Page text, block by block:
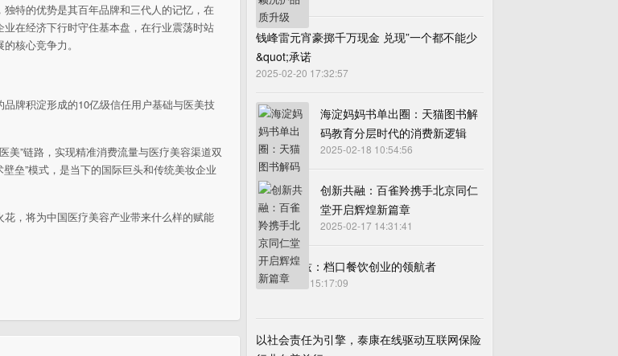
独特的优势是其百年品牌和三代人的记忆，在
业在经济下行时守住基本盘，在行业震荡时站
核心竞争力。
品牌积淀形成的10亿级信任用户基础与医美技
美”链路，实现精准消费流量与医疗美容渠道双
垒”模式，是当下的国际巨头和传统美妆企业
花，将为中国医疗美容产业带来什么样的赋能
钱峰雷元宵豪掷千万现金 兑现”一个都不能少
&quot;承诺
2025-02-20 17:32:57
海淀妈妈书单出圈：天猫图书解
码教育分层时代的消费新逻辑
2025-02-18 10:54:56
创新共融：百雀羚携手北京同仁
堂开启辉煌新篇章
2025-02-17 14:31:41
济南阿贝兹：档口餐饮创业的领航者
2025-02-14 15:17:09
以社会责任为引擎，泰康在线驱动互联网保险